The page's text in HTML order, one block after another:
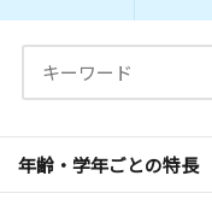
年齢・学年ごとの特長